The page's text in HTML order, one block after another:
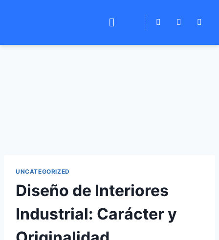
UNCATEGORIZED
Diseño de Interiores
Industrial: Carácter y